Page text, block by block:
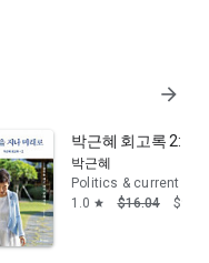
arrow_forward
나 미래로박근혜 회고록 2: 어
박근혜
Politics & current
1.0 star $16.04 $9.99